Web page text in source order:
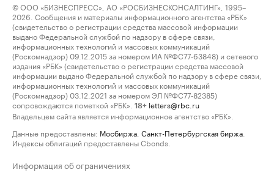
© ООО «БИЗНЕСПРЕСС», АО «РОСБИЗНЕСКОНСАЛТИНГ», 1995–
2026. Сообщения и материалы информационного агентства «РБК»
(свидетельство о регистрации средства массовой информации
выдано Федеральной службой по надзору в сфере связи,
информационных технологий и массовых коммуникаций
(Роскомнадзор) 09.12.2015 за номером ИА №ФС77-63848) и сетевого
издания «РБК» (свидетельство о регистрации средства массовой
информации выдано Федеральной службой по надзору в сфере связи,
информационных технологий и массовых коммуникаций
(Роскомнадзор) 03.12.2021 за номером ЭЛ №ФС77-82385)
сопровождаются пометкой «РБК».
18+ letters@rbc.ru
Владельцем сайта является информационное агентство «РБК».
Данные предоставлены: Мосбиржа Санкт-Петербургская биржа
Индексы облигаций предоставлены Cbonds.
Информация об ограничениях